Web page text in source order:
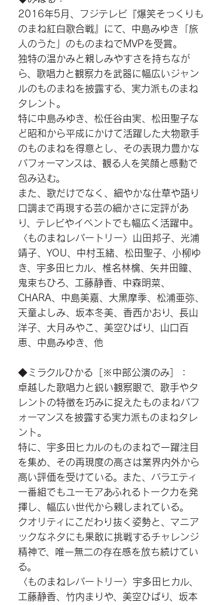
2016年5月、フジテレビ『爆笑そっくりも
のまね紅白歌合戦』にて、中島みゆき「旅
人のうた」のものまねでMVPを受賞。
独特の温かみと親しみやすさを持ちなが
ら、歌唱力と観察力を武器に幅広いジャン
ルのものまねを披露する、実力派ものまね
タレント。
特に中島みゆき、松任谷由実、松田聖子な
ど昭和から平成にかけて活躍した大物歌手
のものまねを得意とし、その表現力豊かな
パフォーマンスは、観る人を笑顔と感動で
包み込む。
また、歌だけでなく、細やかな仕草や語り
口調まで再現する芸の細かさに定評があ
り、テレビやイベントでも幅広く活躍中。
〈ものまねレパートリー〉山田邦子、光浦
靖子、YOU、中村玉緒、松田聖子、小柳ゆ
き、宇多田ヒカル、椎名林檎、矢井田瞳、
鬼束ちひろ、工藤静香、中森明菜、
CHARA、中島美嘉、大黒摩季、松浦亜弥、
天童よしみ、坂本冬美、香西かおり、長山
洋子、大月みやこ、美空ひばり、山口百
恵、中島みゆき、他
◆ミラクルひかる［※中部公演のみ］：
卓越した歌唱力と鋭い観察眼で、歌手やタ
レントの特徴を巧みに捉えたものまねパフ
ォーマンスを披露する実力派ものまねタレ
ント。
特に、宇多田ヒカルのものまねで一躍注目
を集め、その再現度の高さは業界内外から
高い評価を受けている。また、バラエティ
ー番組でもユーモアあふれるトーク力を発
揮し、幅広い世代から親しまれている。
クオリティにこだわり抜く姿勢と、マニア
ックなネタにも果敢に挑戦するチャレンジ
精神で、唯一無二の存在感を放ち続けてい
る。
〈ものまねレパートリー〉宇多田ヒカル、
工藤静香、竹内まりや、美空ひばり、坂本